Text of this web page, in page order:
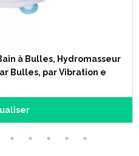
à Bulles, Hydromasseur
Bulles, par Vibration e